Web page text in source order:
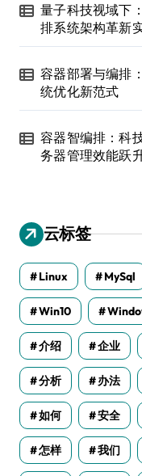
量子科技视域下
排系统架构革新
容器部署与编排
统优化新范式
容器智编排：科
务器管理效能跃
云标签
Linux MySql
Win10
介绍 企业
分析 办法
如何 安全
怎样 我们